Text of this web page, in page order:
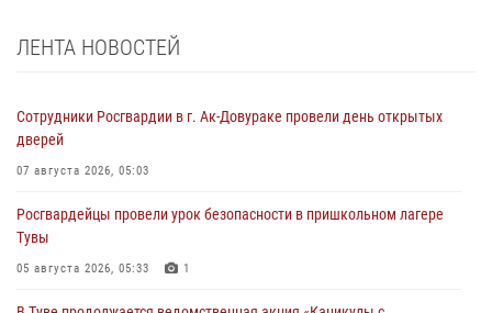
ЛЕНТА НОВОСТЕЙ
Сотрудники Росгвардии в г. Ак-Довураке провели день открытых
дверей
07 августа 2026, 05:03
Росгвардейцы провели урок безопасности в пришкольном лагере
Тувы
05 августа 2026, 05:33 1